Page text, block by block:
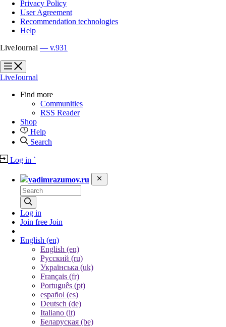
Privacy Policy
User Agreement
Recommendation technologies
Help
LiveJournal — v.931
?
?
LiveJournal
Find more
Communities
RSS Reader
Shop
Help
Search
Log in `
vadimrazumov.ru
Log in
Join free Join
English (en)
English (en)
Русский (ru)
Українська (uk)
Français (fr)
Português (pt)
español (es)
Deutsch (de)
Italiano (it)
Беларуская (be)